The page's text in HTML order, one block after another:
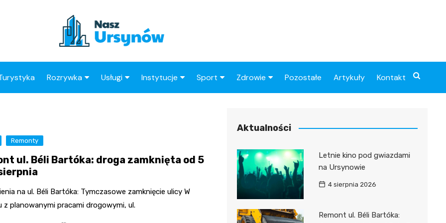
Rozrywka
Księgarnie
Usługi
Barber
Radca Prawny
Instytucje
Urząd Dzielnicy
Sport Zdrowie
Przychodnie
Apteki
Pozostałe Artykuły Kontakt
Remonty
ul. Béli Bartóka: droga zamknięta od 5
na ul. Béli Bartóka: Tymczasowe zamknięcie ulicy W
z planowanymi pracami drogowymi, ul.
Aktualności
Letnie kino pod gwiazdami
na Ursynowie
4 sierpnia 2026
Remont ul. Béli Bartóka: